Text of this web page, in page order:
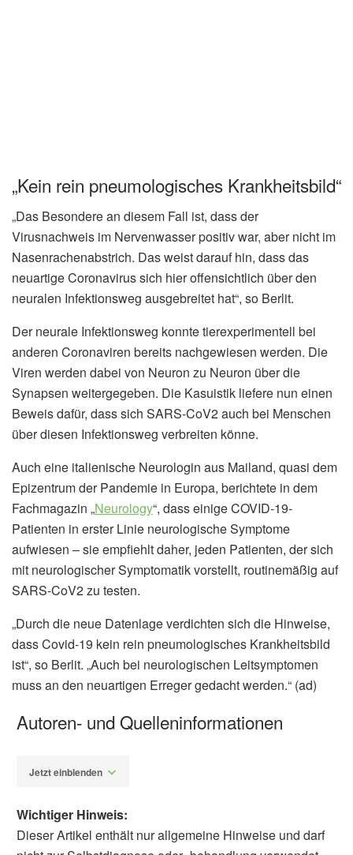
„Kein rein pneumologisches Krankheitsbild“
„Das Besondere an diesem Fall ist, dass der
Virusnachweis im Nervenwasser positiv war, aber nicht im
Nasenrachenabstrich. Das weist darauf hin, dass das
neuartige Coronavirus sich hier offensichtlich über den
neuralen Infektionsweg ausgebreitet hat“, so Berlit.
Der neurale Infektionsweg konnte tierexperimentell bei
anderen Coronaviren bereits nachgewiesen werden. Die
Viren werden dabei von Neuron zu Neuron über die
Synapsen weitergegeben. Die Kasuistik liefere nun einen
Beweis dafür, dass sich SARS-CoV2 auch bei Menschen
über diesen Infektionsweg verbreiten könne.
Auch eine italienische Neurologin aus Mailand, quasi dem
Epizentrum der Pandemie in Europa, berichtete in dem
Fachmagazin „Neurology“, dass einige COVID-19-
Patienten in erster Linie neurologische Symptome
aufwiesen – sie empfiehlt daher, jeden Patienten, der sich
mit neurologischer Symptomatik vorstellt, routinemäßig auf
SARS-CoV2 zu testen.
„Durch die neue Datenlage verdichten sich die Hinweise,
dass Covid-19 kein rein pneumologisches Krankheitsbild
ist“, so Berlit. „Auch bei neurologischen Leitsymptomen
muss an den neuartigen Erreger gedacht werden.“ (ad)
Autoren- und Quelleninformationen
Jetzt einblenden
Wichtiger Hinweis:
Dieser Artikel enthält nur allgemeine Hinweise und darf